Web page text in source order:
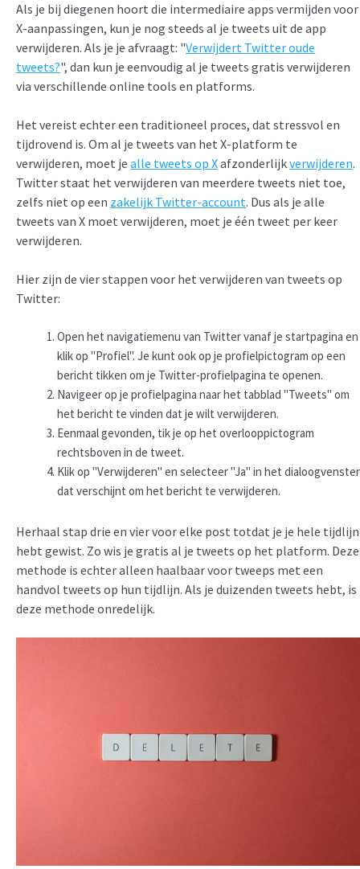
Als je bij diegenen hoort die intermediaire apps vermijden voor
X-aanpassingen, kun je nog steeds al je tweets uit de app
verwijderen. Als je je afvraagt: "Verwijdert Twitter oude
tweets?", dan kun je eenvoudig al je tweets gratis verwijderen
via verschillende online tools en platforms.
Het vereist echter een traditioneel proces, dat stressvol en
tijdrovend is. Om al je tweets van het X-platform te
verwijderen, moet je alle tweets op Xafzonderlijkverwijderen.
Twitter staat het verwijderen van meerdere tweets niet toe,
zelfs niet op een zakelijk Twitter-account. Dus als je alle
tweets van X moet verwijderen, moet je één tweet per keer
verwijderen.
Hier zijn de vier stappen voor het verwijderen van tweets op
Twitter:
Open het navigatiemenu van Twitter vanaf je startpagina en
klik op "Profiel". Je kunt ook op je profielpictogram op een
bericht tikken om je Twitter-profielpagina te openen.
Navigeer op je profielpagina naar het tabblad "Tweets" om
het bericht te vinden dat je wilt verwijderen.
Eenmaal gevonden, tik je op het overlooppictogram
rechtsboven in de tweet.
Klik op "Verwijderen" en selecteer "Ja" in het dialoogvenster
dat verschijnt om het bericht te verwijderen.
Herhaal stap drie en vier voor elke post totdat je je hele tijdlijn
hebt gewist. Zo wis je gratis al je tweets op het platform. Deze
methode is echter alleen haalbaar voor tweeps met een
handvol tweets op hun tijdlijn. Als je duizenden tweets hebt, is
deze methode onredelijk.